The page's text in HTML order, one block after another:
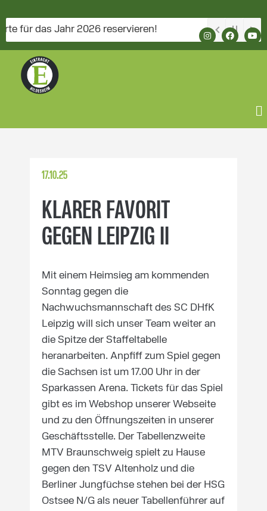
das Jahr 2026 reservieren!
17.10.25
KLARER FAVORIT
GEGEN LEIPZIG II
Mit einem Heimsieg am kommenden
Sonntag gegen die
Nachwuchsmannschaft des SC DHfK
Leipzig will sich unser Team weiter an
die Spitze der Staffeltabelle
heranarbeiten. Anpfiff zum Spiel gegen
die Sachsen ist um 17.00 Uhr in der
Sparkassen Arena. Tickets für das Spiel
gibt es im Webshop unserer Webseite
und zu den Öffnungszeiten in unserer
Geschäftsstelle. Der Tabellenzweite
MTV Braunschweig spielt zu Hause
gegen den TSV Altenholz und die
Berliner Jungfüchse stehen bei der HSG
Ostsee N/G als neuer Tabellenführer auf